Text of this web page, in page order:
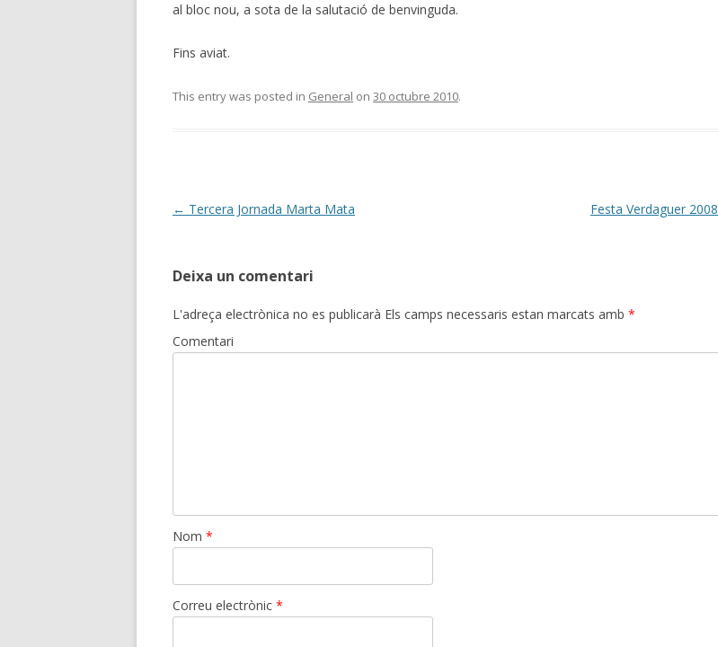
al bloc nou, a sota de la salutació de benvinguda.
Fins aviat.
This entry was posted in General on 30 octubre 2010.
Post
← Tercera Jornada Marta Mata Festa Verdaguer 2008
Deixa un comentari
L'adreça electrònica no es publicarà Els camps necessaris estan marcats amb *
Comentari
Nom *
Correu electrònic *